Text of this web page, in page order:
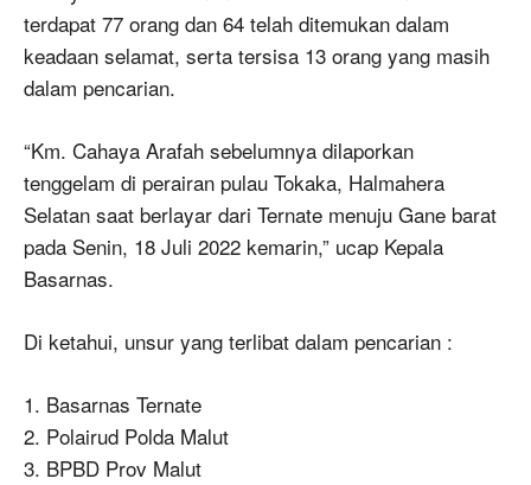
terdapat 77 orang dan 64 telah ditemukan dalam
keadaan selamat, serta tersisa 13 orang yang masih
dalam pencarian.
“Km. Cahaya Arafah sebelumnya dilaporkan
tenggelam di perairan pulau Tokaka, Halmahera
Selatan saat berlayar dari Ternate menuju Gane barat
pada Senin, 18 Juli 2022 kemarin,” ucap Kepala
Basarnas.
Di ketahui, unsur yang terlibat dalam pencarian :
1. Basarnas Ternate
2. Polairud Polda Malut
3. BPBD Prov Malut